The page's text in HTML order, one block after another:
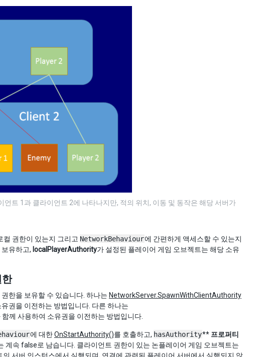
트 1과 클라이언트 2에 나타나지만, 적의 위치, 이동 및 동작은 해당 서버가
컬 권한이 있는지 그리고 NetworkBehaviour에 간편하게 액세스할 수 있는지
유하고, localPlayerAuthority가 설정된 플레이어 게임 오브젝트는 해당 소유
한을 보유할 수 있습니다. 하나는 NetworkServer.SpawnWithClientAuthority
권을 이전하는 방법입니다. 다른 하나는
께 사용하여 소유권을 이전하는 방법입니다.
에 대한OnStartAuthority()를 호출하고, hasAuthority** 프로퍼티
계속 false로 남습니다. 클라이언트 권한이 있는 논플레이어 게임 오브젝트는